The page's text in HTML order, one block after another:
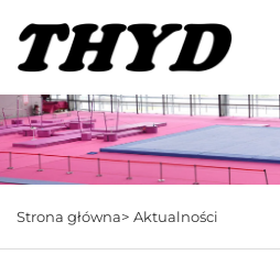
Strona główna> Aktualności